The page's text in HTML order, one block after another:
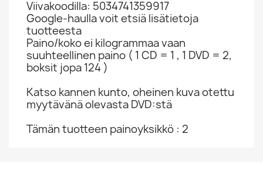
Viivakoodilla: 5034741359917
Google-haulla voit etsiä lisätietoja
tuotteesta
Paino/koko ei kilogrammaa vaan
suuhteellinen paino ( 1 CD = 1 , 1 DVD = 2,
boksit jopa 124 )
Katso kannen kunto, oheinen kuva otettu
myytävänä olevasta DVD:stä
Tämän tuotteen painoyksikkö : 2